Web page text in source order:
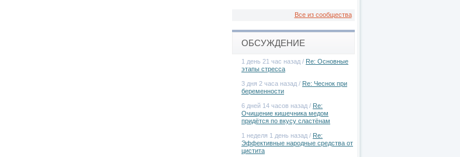
Все из сообщества
ОБСУЖДЕНИЕ
1 день 21 час назад / Re: Основные
этапы стресса
3 дня 2 часа назад / Re: Чеснок при
беременности
6 дней 14 часов назад / Re:
Очищение кишечника медом
придётся по вкусу сластёнам
1 неделя 1 день назад / Re:
Эффективные народные средства от
цистита